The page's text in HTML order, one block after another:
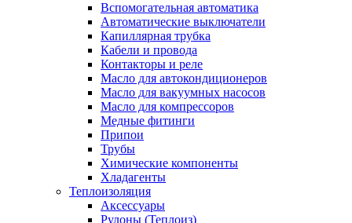
Вспомогательная автоматика
Автоматические выключатели
Капиллярная трубка
Кабели и провода
Контакторы и реле
Масло для автокондиционеров
Масло для вакуумных насосов
Масло для компрессоров
Медные фитинги
Припои
Трубы
Химические компоненты
Хладагенты
Теплоизоляция
Аксессуары
Рулоны (Теплоиз)